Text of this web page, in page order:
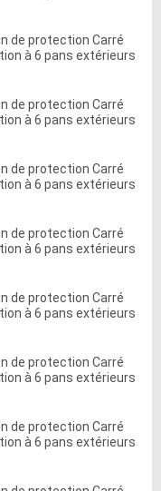
de protection Carré
à 6 pans extérieurs
de protection Carré
à 6 pans extérieurs
de protection Carré
à 6 pans extérieurs
de protection Carré
à 6 pans extérieurs
de protection Carré
à 6 pans extérieurs
de protection Carré
à 6 pans extérieurs
de protection Carré
à 6 pans extérieurs